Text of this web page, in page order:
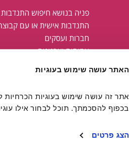
האתר עושה שימוש בעוגיות
בכפוף להסכמתך. תוכל לבחור אילו
הצג פרטים
פניה בנושא חיפוש התנדבות
התנדבות אישית או עם
חברות ועסקים
עמותות וארגונים